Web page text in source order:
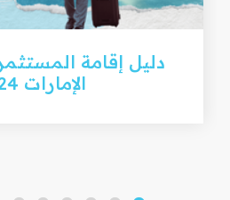
دليل إقامة
الإمارات 2024